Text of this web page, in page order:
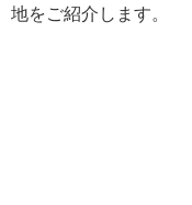
地をご紹介します。